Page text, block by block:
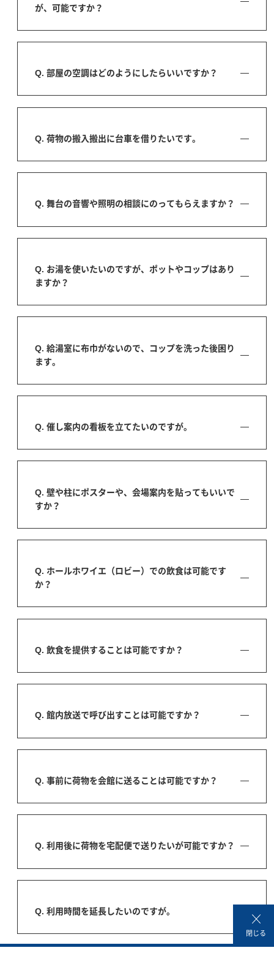
閉じる
が、可能ですか？
Q. 部屋の空調はどのようにしたらいいですか？
Q. 荷物の搬入搬出に台車を借りたいです。
Q. 舞台の音響や照明の相談にのってもらえますか？
Q. お湯を使いたいのですが、ポットやコップはあり
ますか？
Q. 給湯室に布巾がないので、コップを洗った後困り
ます。
Q. 催し案内の看板を立てたいのですが。
Q. 壁や柱にポスターや、会場案内を貼ってもいいで
すか？
Q. ホールホワイエ（ロビー）での飲食は可能です
か？
Q. 飲食を提供することは可能ですか？
Q. 館内放送で呼び出すことは可能ですか？
Q. 事前に荷物を会館に送ることは可能ですか？
Q. 利用後に荷物を宅配便で送りたいが可能ですか？
Q. 利用時間を延長したいのですが。